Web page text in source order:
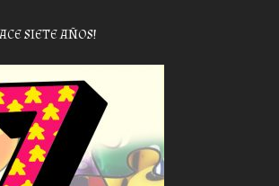
SIETE AÑOS!